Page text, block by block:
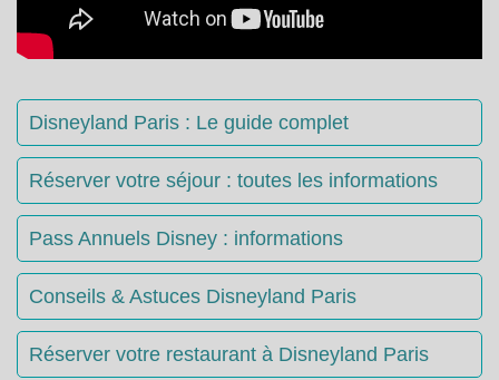
Disneyland Paris : Le guide complet
Réserver votre séjour : toutes les informations
Pass Annuels Disney : informations
Conseils & Astuces Disneyland Paris
Réserver votre restaurant à Disneyland Paris